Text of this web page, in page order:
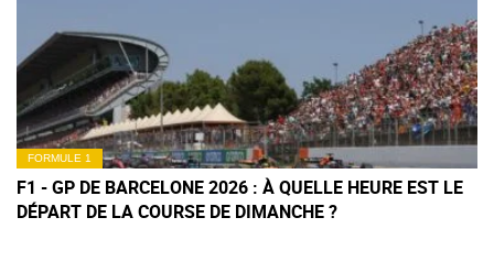
FORMULE 1
F1 - GP DE BARCELONE 2026 : À QUELLE HEURE EST LE
DÉPART DE LA COURSE DE DIMANCHE ?